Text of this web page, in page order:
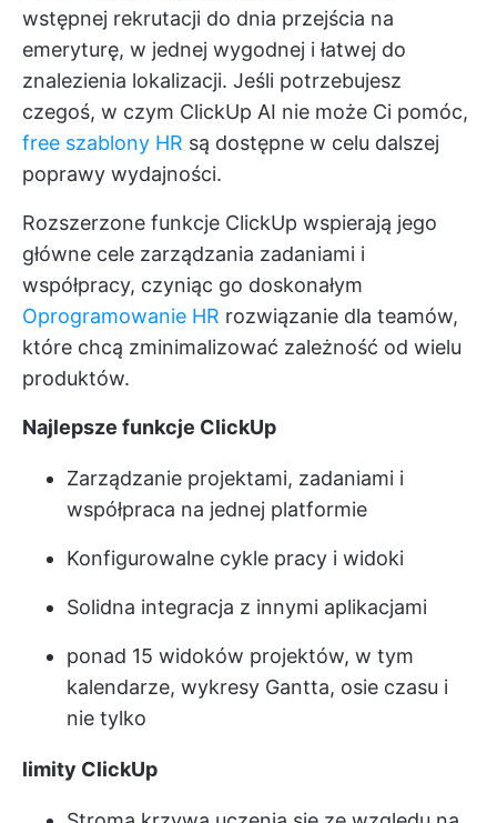
wstępnej rekrutacji do dnia przejścia na
emeryturę, w jednej wygodnej i łatwej do
znalezienia lokalizacji. Jeśli potrzebujesz
czegoś, w czym ClickUp AI nie może Ci pomóc,
free szablony HR są dostępne w celu dalszej
poprawy wydajności.
Rozszerzone funkcje ClickUp wspierają jego
główne cele zarządzania zadaniami i
współpracy, czyniąc go doskonałym
Oprogramowanie HR rozwiązanie dla teamów,
które chcą zminimalizować zależność od wielu
produktów.
Najlepsze funkcje ClickUp
Zarządzanie projektami, zadaniami i
współpraca na jednej platformie
Konfigurowalne cykle pracy i widoki
Solidna integracja z innymi aplikacjami
ponad 15 widoków projektów, w tym
kalendarze, wykresy Gantta, osie czasu i
nie tylko
limity ClickUp